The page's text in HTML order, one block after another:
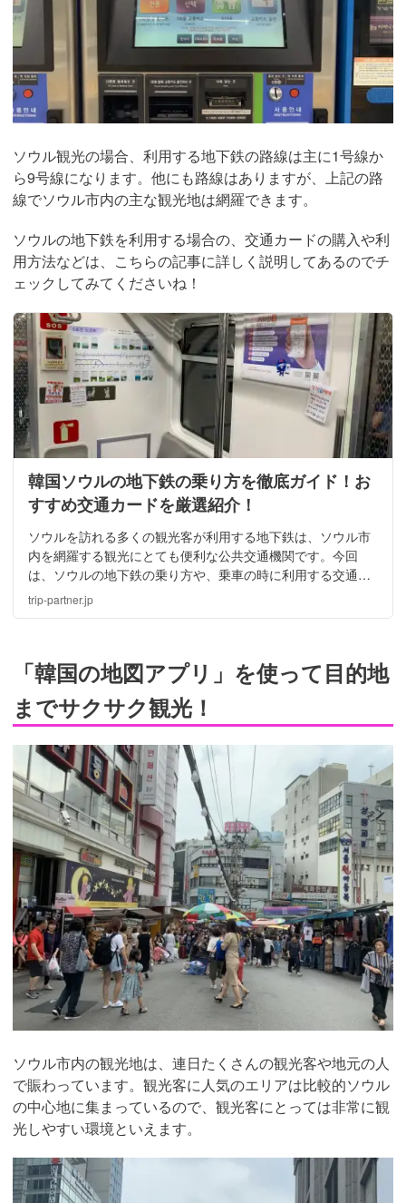
ソウル観光の場合、利用する地下鉄の路線は主に1号線か
ら9号線になります。他にも路線はありますが、上記の路
線でソウル市内の主な観光地は網羅できます。
ソウルの地下鉄を利用する場合の、交通カードの購入や利
用方法などは、こちらの記事に詳しく説明してあるのでチ
ェックしてみてくださいね！
韓国ソウルの地下鉄の乗り方を徹底ガイド！お
すすめ交通カードを厳選紹介！
ソウルを訪れる多くの観光客が利用する地下鉄は、ソウル市
内を網羅する観光にとても便利な公共交通機関です。今回
は、ソウルの地下鉄の乗り方や、乗車の時に利用する交通カ
ードの購入・チャージの方法や種類などをまとめてご紹介し
ます！
trip-partner.jp
「韓国の地図アプリ」を使って目的地
までサクサク観光！
ソウル市内の観光地は、連日たくさんの観光客や地元の人
で賑わっています。観光客に人気のエリアは比較的ソウル
の中心地に集まっているので、観光客にとっては非常に観
光しやすい環境といえます。